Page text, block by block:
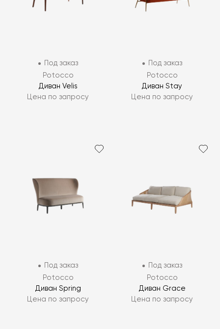
Под заказ
Potocco
Диван Velis
Цена по запросу
Под заказ
Potocco
Диван Stay
Цена по запросу
Под заказ
Potocco
Диван Spring
Цена по запросу
Под заказ
Potocco
Диван Grace
Цена по запросу